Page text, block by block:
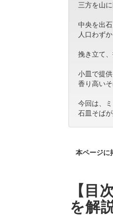
三方を山
中央を出
人口わず
挽き立て
小皿で提
香り高い
今回は、
石皿そば
本ページに
【目
を解